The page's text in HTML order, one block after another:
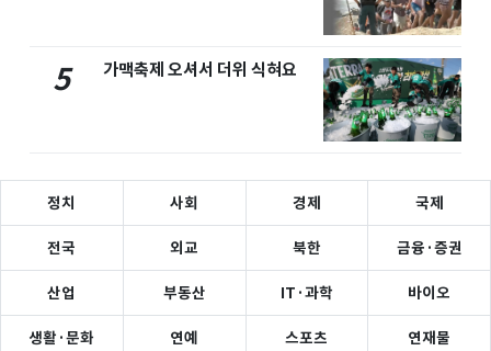
5 가맥축제 오셔서 더위 식혀요
정치 사회 경제 국제
전국 외교 북한 금융·증권
산업 부동산 IT·과학 바이오
생활·문화 연예 스포츠 연재물